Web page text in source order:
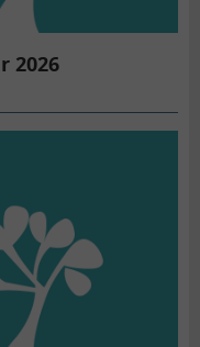
2026